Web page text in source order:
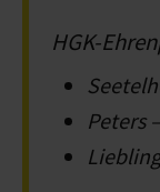
HGK-
Peters